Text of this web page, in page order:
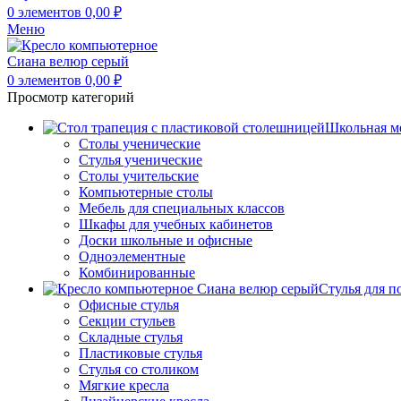
0 элементов 0,00 ₽
Меню
0 элементов 0,00 ₽
Просмотр категорий
Школьная
Столы ученические
Стулья ученические
Столы учительские
Компьютерные столы
Мебель для специальных классов
Шкафы для учебных кабинетов
Доски школьные и офисные
Одноэлементные
Комбинированные
Стулья для
Офисные стулья
Секции стульев
Складные стулья
Пластиковые стулья
Стулья со столиком
Мягкие кресла